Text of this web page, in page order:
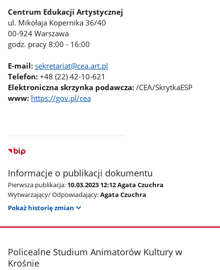
Centrum Edukacji Artystycznej
ul. Mikołaja Kopernika 36/40
00-924 Warszawa
godz. pracy 8:00 - 16:00
E-mail: sekretariat@cea.art.pl
Telefon: +48 (22) 42-10-621
Elektroniczna skrzynka podawcza: /CEA/SkrytkaESP
www: https://gov.pl/cea
Informacje o publikacji dokumentu
Pierwsza publikacja: 10.03.2023 12:12 Agata Czuchra
Wytwarzający/ Odpowiadający:Agata Czuchra
Pokaż historię zmian
stopka
Policealne Studium Animatorów Kultury w
Krośnie